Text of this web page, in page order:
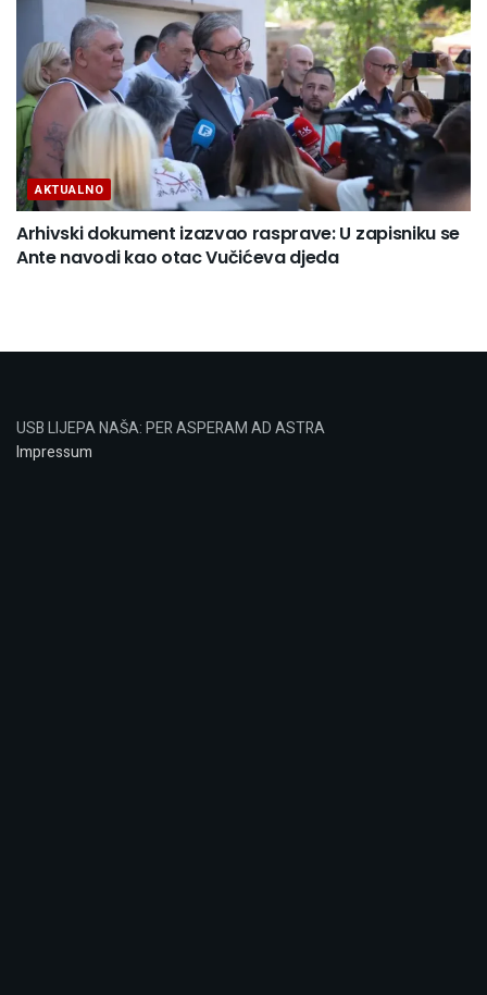
AKTUALNO
Arhivski dokument izazvao rasprave: U zapisniku se
Ante navodi kao otac Vučićeva djeda
USB LIJEPA NAŠA: PER ASPERAM AD ASTRA
Impressum